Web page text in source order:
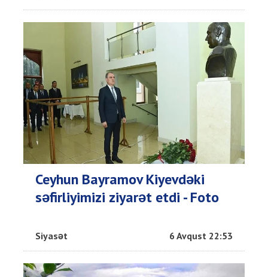
Ceyhun Bayramov Kiyevdəki
səfirliyimizi ziyarət etdi - Foto
Siyasət 6 Avqust 22:53